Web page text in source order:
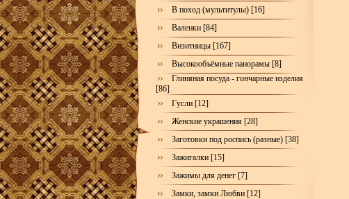
В поход (мультитулы) [16]
Валенки [84]
Визитницы [167]
Высокообъёмные панорамы [8]
Глиняная посуда - гончарные изделия
[86]
Гусли [12]
Женские украшения [28]
Заготовки под роспись (разные) [38]
Зажигалки [15]
Зажимы для денег [7]
Замки, замки Любви [12]